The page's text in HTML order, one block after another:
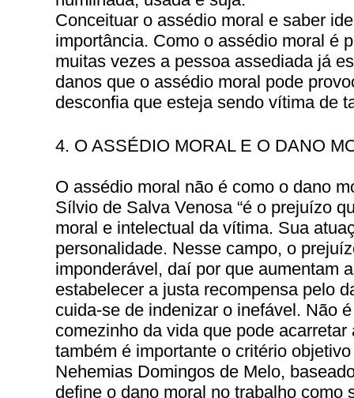
Conceituar o assédio moral e saber
importância. Como o assédio moral é
muitas vezes a pessoa assediada já
danos que o assédio moral pode
desconfia que esteja sendo vítima de
4. O ASSÉDIO MORAL E O DANO
O assédio moral não é como o dano
Sílvio de Salva Venosa “é o prejuízo
moral e intelectual da vítima. Sua
personalidade. Nesse campo, o
imponderável, daí por que aumentam
estabelecer a justa recompensa pelo
cuida-se de indenizar o inefável. Não
comezinho da vida que pode
também é importante o critério
Nehemias Domingos de Melo,
define o dano moral no trabalho como